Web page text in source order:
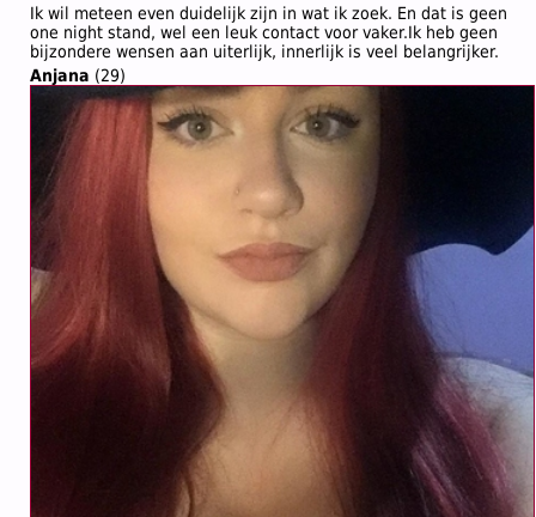
Ik wil meteen even duidelijk zijn in wat ik zoek. En dat is geen
one night stand, wel een leuk contact voor vaker.Ik heb geen
bijzondere wensen aan uiterlijk, innerlijk is veel belangrijker.
Anjana (29)